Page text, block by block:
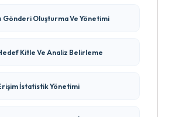
Gönderi Oluşturma Ve Yönetimi
Kitle Ve Analiz Belirleme
İstatistik Yönetimi